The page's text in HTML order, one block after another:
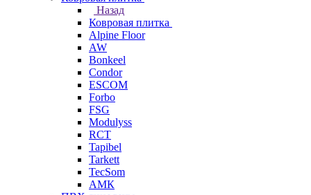
Назад
Ковровая плитка
Alpine Floor
AW
Bonkeel
Condor
ESCOM
Forbo
FSG
Modulyss
RCT
Tapibel
Tarkett
TecSom
АМК